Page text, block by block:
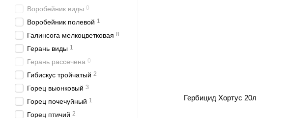
Гербицид Хортус 20л
Воробейник виды 0
Воробейник полевой 1
Галинсога мелкоцветковая 8
Герань виды 1
Герань рассечена 0
Гибискус тройчатый 2
Горец вьюнковый 3
Горец почечуйный 1
Горец птичий 2